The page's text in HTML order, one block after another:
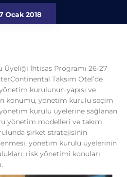
Ocak 2018
Üyeliği İhtisas Programı 26-27
Taksim Otel’de
kurulunun yapısı ve
konumu, yönetim kurulu seçim
kurulu üyelerine sağlanan
yönetim modelleri ve takım
şirket stratejisinin
yönetim kurulu üyelerinin
risk yönetimi konuları